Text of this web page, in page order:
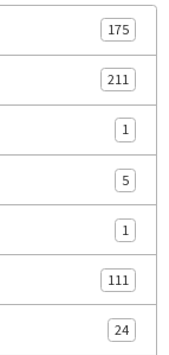
175
211
1
5
1
111
24